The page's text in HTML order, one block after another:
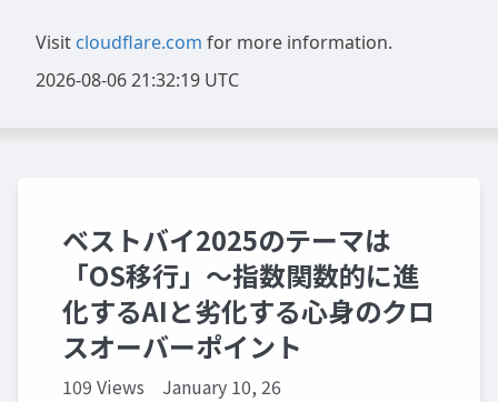
ベストバイ2025のテーマは
「OS移行」〜指数関数的に進
化するAIと劣化する心身のクロ
スオーバーポイント
109 Views January 10, 26